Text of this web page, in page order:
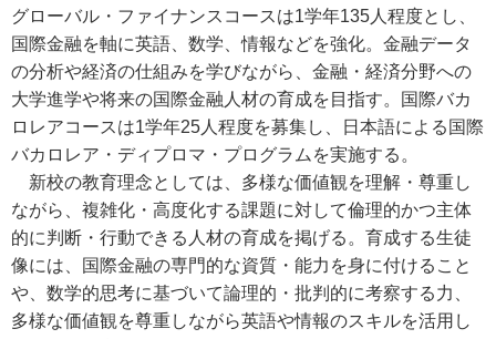
グローバル・ファイナンスコースは1学年135人程度とし、
国際金融を軸に英語、数学、情報などを強化。金融データ
の分析や経済の仕組みを学びながら、金融・経済分野への
大学進学や将来の国際金融人材の育成を目指す。国際バカ
ロレアコースは1学年25人程度を募集し、日本語による国際
バカロレア・ディプロマ・プログラムを実施する。
新校の教育理念としては、多様な価値観を理解・尊重し
ながら、複雑化・高度化する課題に対して倫理的かつ主体
的に判断・行動できる人材の育成を掲げる。育成する生徒
像には、国際金融の専門的な資質・能力を身に付けること
や、数学的思考に基づいて論理的・批判的に考察する力、
多様な価値観を尊重しながら英語や情報のスキルを活用し